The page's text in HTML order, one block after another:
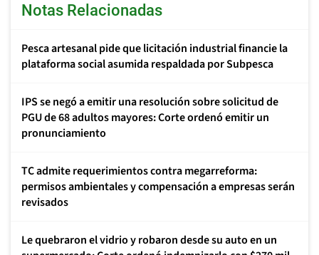
Notas Relacionadas
Pesca artesanal pide que licitación industrial financie la
plataforma social asumida respaldada por Subpesca
IPS se negó a emitir una resolución sobre solicitud de
PGU de 68 adultos mayores: Corte ordenó emitir un
pronunciamiento
TC admite requerimientos contra megarreforma:
permisos ambientales y compensación a empresas serán
revisados
Le quebraron el vidrio y robaron desde su auto en un